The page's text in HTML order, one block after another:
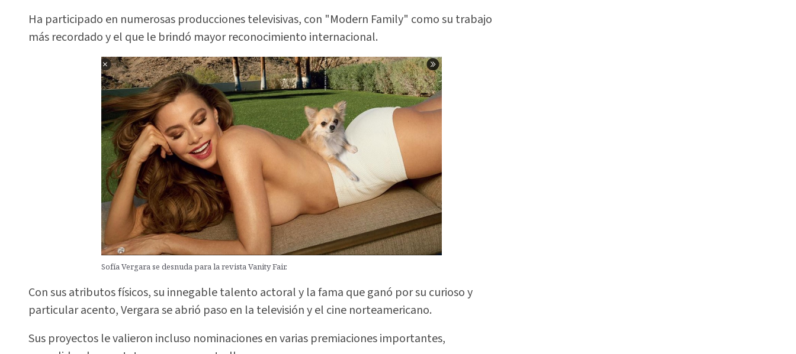
Ha participado en numerosas producciones televisivas, con "Modern Family" como su trabajo
más recordado y el que le brindó mayor reconocimiento internacional.
Sofía Vergara se desnuda para la revista Vanity Fair.
Con sus atributos físicos, su innegable talento actoral y la fama que ganó por su curioso y
particular acento, Vergara se abrió paso en la televisión y el cine norteamericano.
Sus proyectos le valieron incluso nominaciones en varias premiaciones importantes,